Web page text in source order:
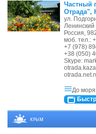
Частный
Отрада",
ул.
Россия,
моб. тел.:
+7 (978)
+38 (050)
Skype:
До
КРЫМ